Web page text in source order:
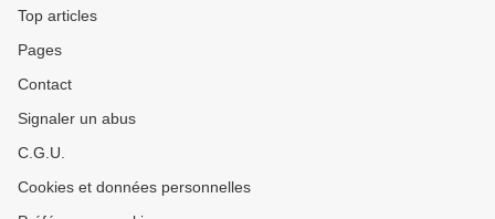
Top articles
Pages
Contact
Signaler un abus
C.G.U.
Cookies et données personnelles